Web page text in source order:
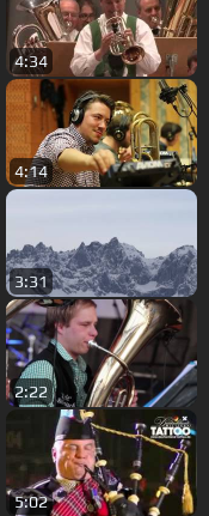
4:34
4:14
3:31
2:22
5:02